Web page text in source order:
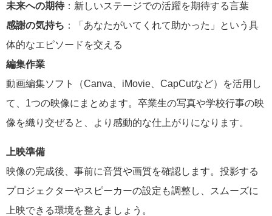
未来への期待：新しいステージでの活躍を期待する言葉
感謝の気持ち ：「あなたがいてくれて助かった」という具
体的なエピソードを交える
編集作業
動画編集ソフト（Canva、iMovie、CapCutなど）を活用し
て、1つの映像にまとめます。卒業生の写真や学校行事の映
像を織り交ぜると、より感動的な仕上がりになります。
上映準備
映像の完成後、事前に音質や画質を確認します。投影する
プロジェクターやスピーカーの設定も調整し、スムーズに
上映できる環境を整えましょう。